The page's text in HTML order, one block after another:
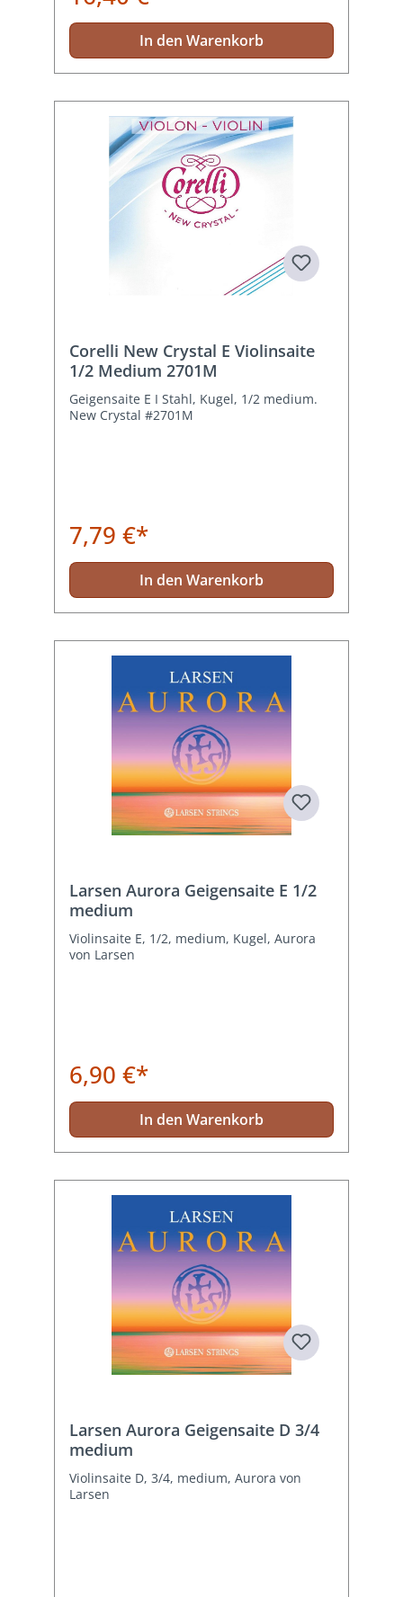
In den Warenkorb
Corelli New Crystal E Violinsaite
1/2 Medium 2701M
Geigensaite E I Stahl, Kugel, 1/2 medium.
New Crystal #2701M
7,79 €*
In den Warenkorb
Larsen Aurora Geigensaite E 1/2
medium
Violinsaite E, 1/2, medium, Kugel, Aurora
von Larsen
6,90 €*
In den Warenkorb
Larsen Aurora Geigensaite D 3/4
medium
Violinsaite D, 3/4, medium, Aurora von
Larsen